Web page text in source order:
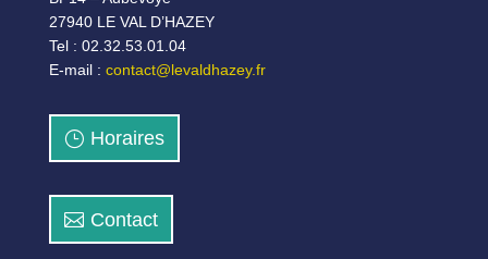
27940 LE VAL D’HAZEY
Tel : 02.32.53.01.04
E-mail : contact@levaldhazey.fr
Horaires
Contact